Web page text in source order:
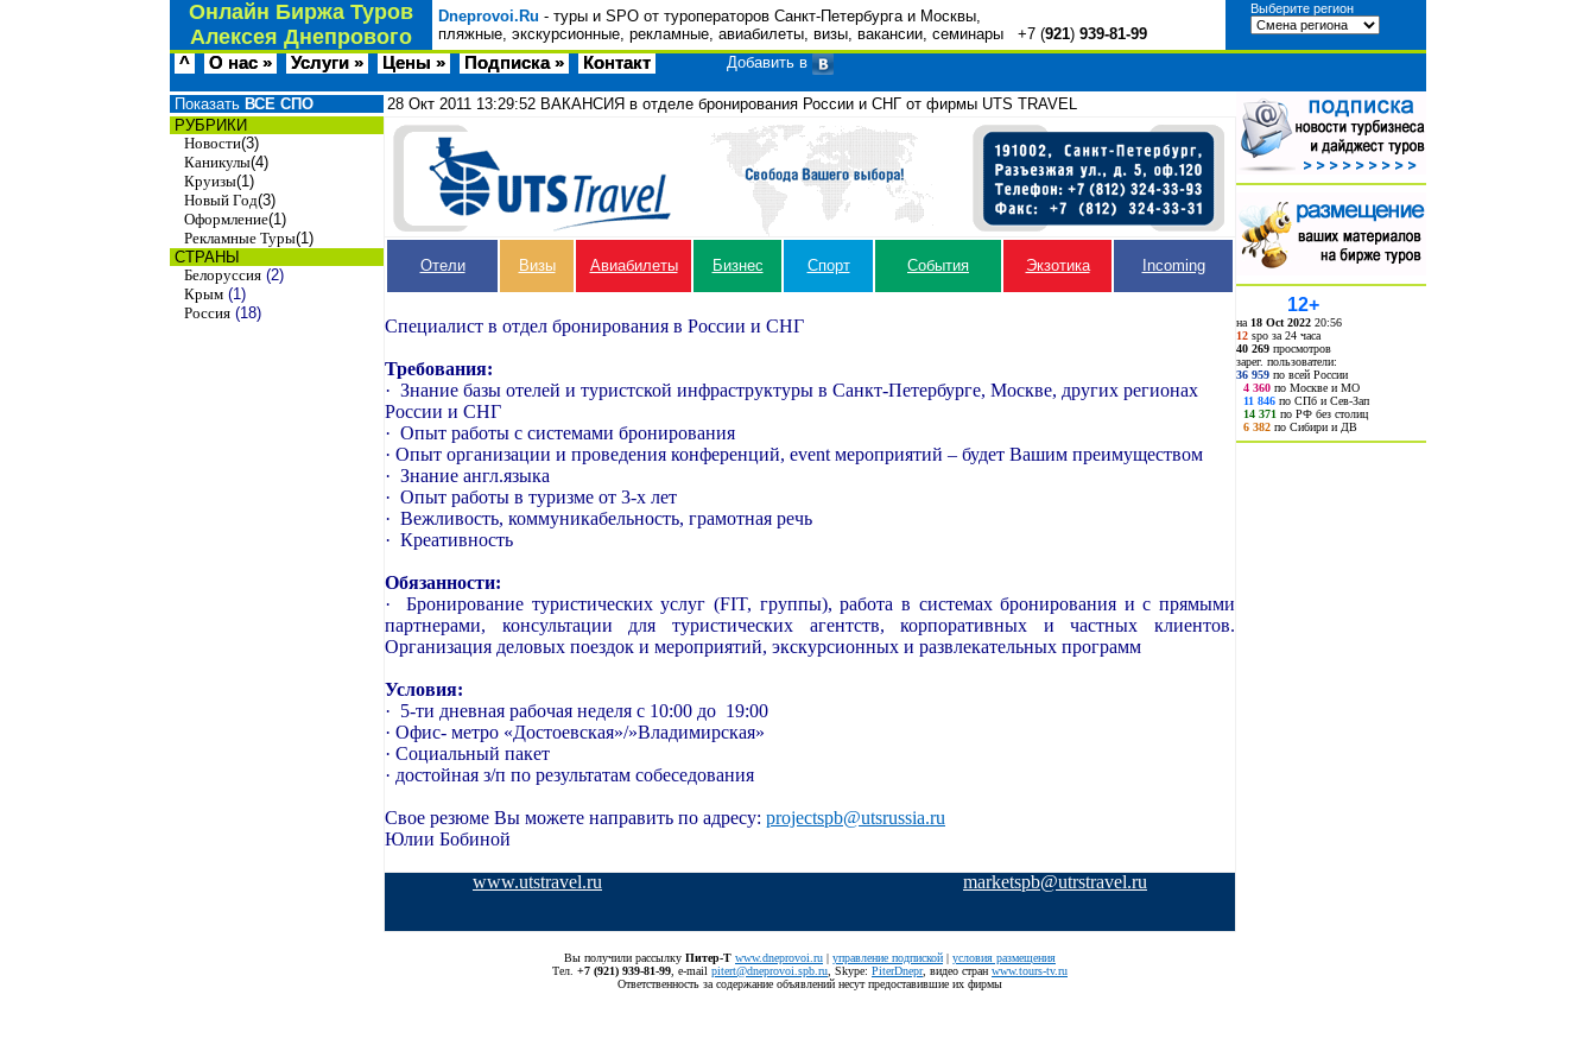
Онлайн Биржа Туров
Алексея Днепрового
Dneprovoi.Ru - туры и SPO от туроператоров Санкт-Петербурга и Москвы,
пляжные, экскурсионные, рекламные, авиабилеты, визы, вакансии, семинары +7 (921) 939-81-99
Выберите регион
^ О нас » Услуги » Цены » Подписка » Контакт Добавить в
Показать ВСЕ СПО
РУБРИКИ
Новости(3)
Каникулы(4)
Круизы(1)
Новый Год(3)
Оформление(1)
Рекламные Туры(1)
СТРАНЫ
Белоруссия (2)
Крым (1)
Россия (18)
28 Окт 2011 13:29:52 ВАКАНСИЯ в отделе бронирования России и СНГ от фирмы UTS TRAVEL
Отели Визы Авиабилеты Бизнес Спорт События Экзотика Incoming
Специалист в отдел бронирования в России и СНГ
Требования:
· Знание базы отелей и туристской инфраструктуры в Санкт-Петербурге, Москве, других регионах
России и СНГ
· Опыт работы с системами бронирования
· Опыт организации и проведения конференций, event мероприятий – будет Вашим преимуществом
· Знание англ.языка
· Опыт работы в туризме от 3-х лет
· Вежливость, коммуникабельность, грамотная речь
· Креативность
Обязанности:
·
Бронирование туристических услуг (FIT, группы), работа в системах бронирования и с прямыми
партнерами, консультации для туристических агентств, корпоративных и частных клиентов.
Организация деловых поездок и мероприятий, экскурсионных и развлекательных программ
Условия:
· 5-ти дневная рабочая неделя с 10:00 до 19:00
· Офис- метро «Достоевская»/»Владимирская»
· Социальный пакет
· достойная з/п по результатам собеседования
Свое резюме Вы можете направить по адресу: projectspb@utsrussia.ru
Юлии Бобиной
www.utstravel.ru marketspb@utrstravel.ru
Вы получили рассылку Питер-Т www.dneprovoi.ru | управление подпиской | условия размещения
Тел. +7 (921) 939-81-99 , е-mail pitert@dneprovoi.spb.ru , Skype: PiterDnepr, видео стран www.tours-tv.ru
Ответственность за содержание объявлений несут предоставившие их фирмы
12+
на 18 Oct 2022 20:56
12 spo за 24 часа
40 269 просмотров
зарег. пользователи:
36 959 по всей России
4 360 по Москве и МО
11 846 по СПб и Сев-Зап
14 371 по РФ без столиц
6 382 по Сибири и ДВ